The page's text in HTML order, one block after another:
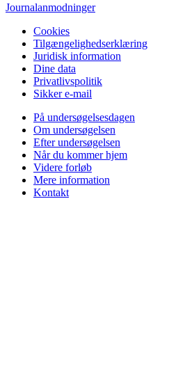
Journalanmodninger
Cookies
Tilgængelighedserklæring
Juridisk information
Dine data
Privatlivspolitik
Sikker e-mail
På undersøgelsesdagen
Om undersøgelsen
Efter undersøgelsen
Når du kommer hjem
Videre forløb
Mere information
Kontakt